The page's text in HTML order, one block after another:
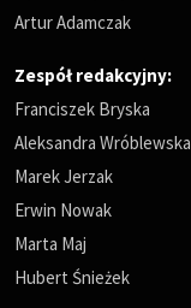
Artur Adamczak
Zespół redakcyjny:
Franciszek Bryska
Aleksandra Wróblewska
Marek Jerzak
Erwin Nowak
Marta Maj
Hubert Śnieżek